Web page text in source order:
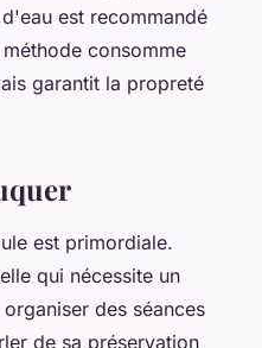
est recommandé
consomme
garantit la propreté
est primordiale.
qui nécessite un
des séances
de sa préservation